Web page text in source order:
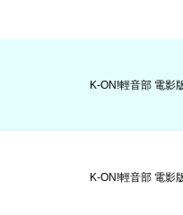
K-ON!輕音部 電影
K-ON!輕音部 電影